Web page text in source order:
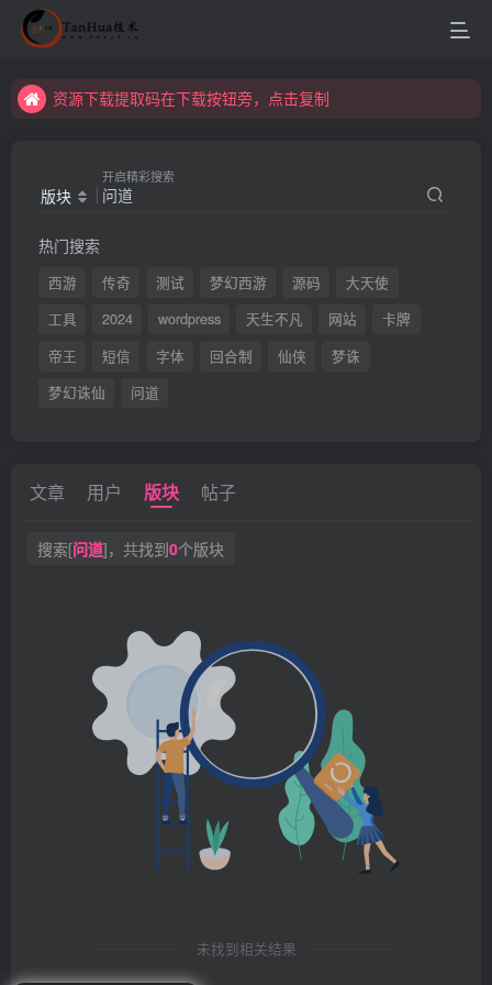
资源下载提取码在下载按钮旁，点击复制
资源下载提取码在下载按钮旁，点击复制
版块
开启精彩搜索
热门搜索
西游 传奇 测试 梦幻西游 源码
大天使
工具
2024 wordpress 天生不凡 网站
卡牌
帝王
短信 字体 回合制 仙侠
梦诛
梦幻诛仙
问道
文章 用户 版块 帖子
搜索[问道]，共找到0个版块
未找到相关结果